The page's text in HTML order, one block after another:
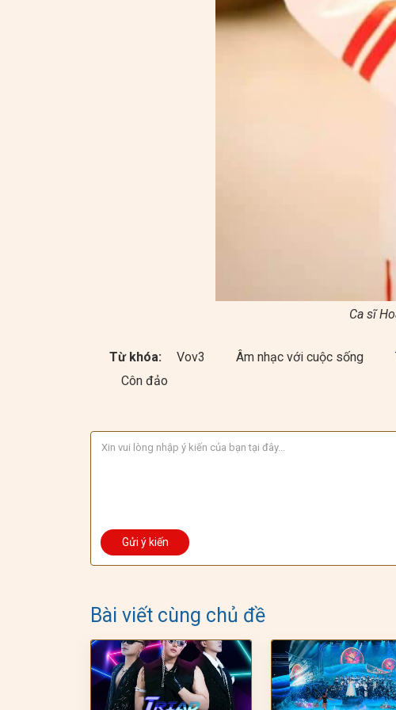
Ca sĩ
Từ khóa: Vov3 Âm nhạc với cuộc sống
Côn đảo
Bài viết cùng chủ đề